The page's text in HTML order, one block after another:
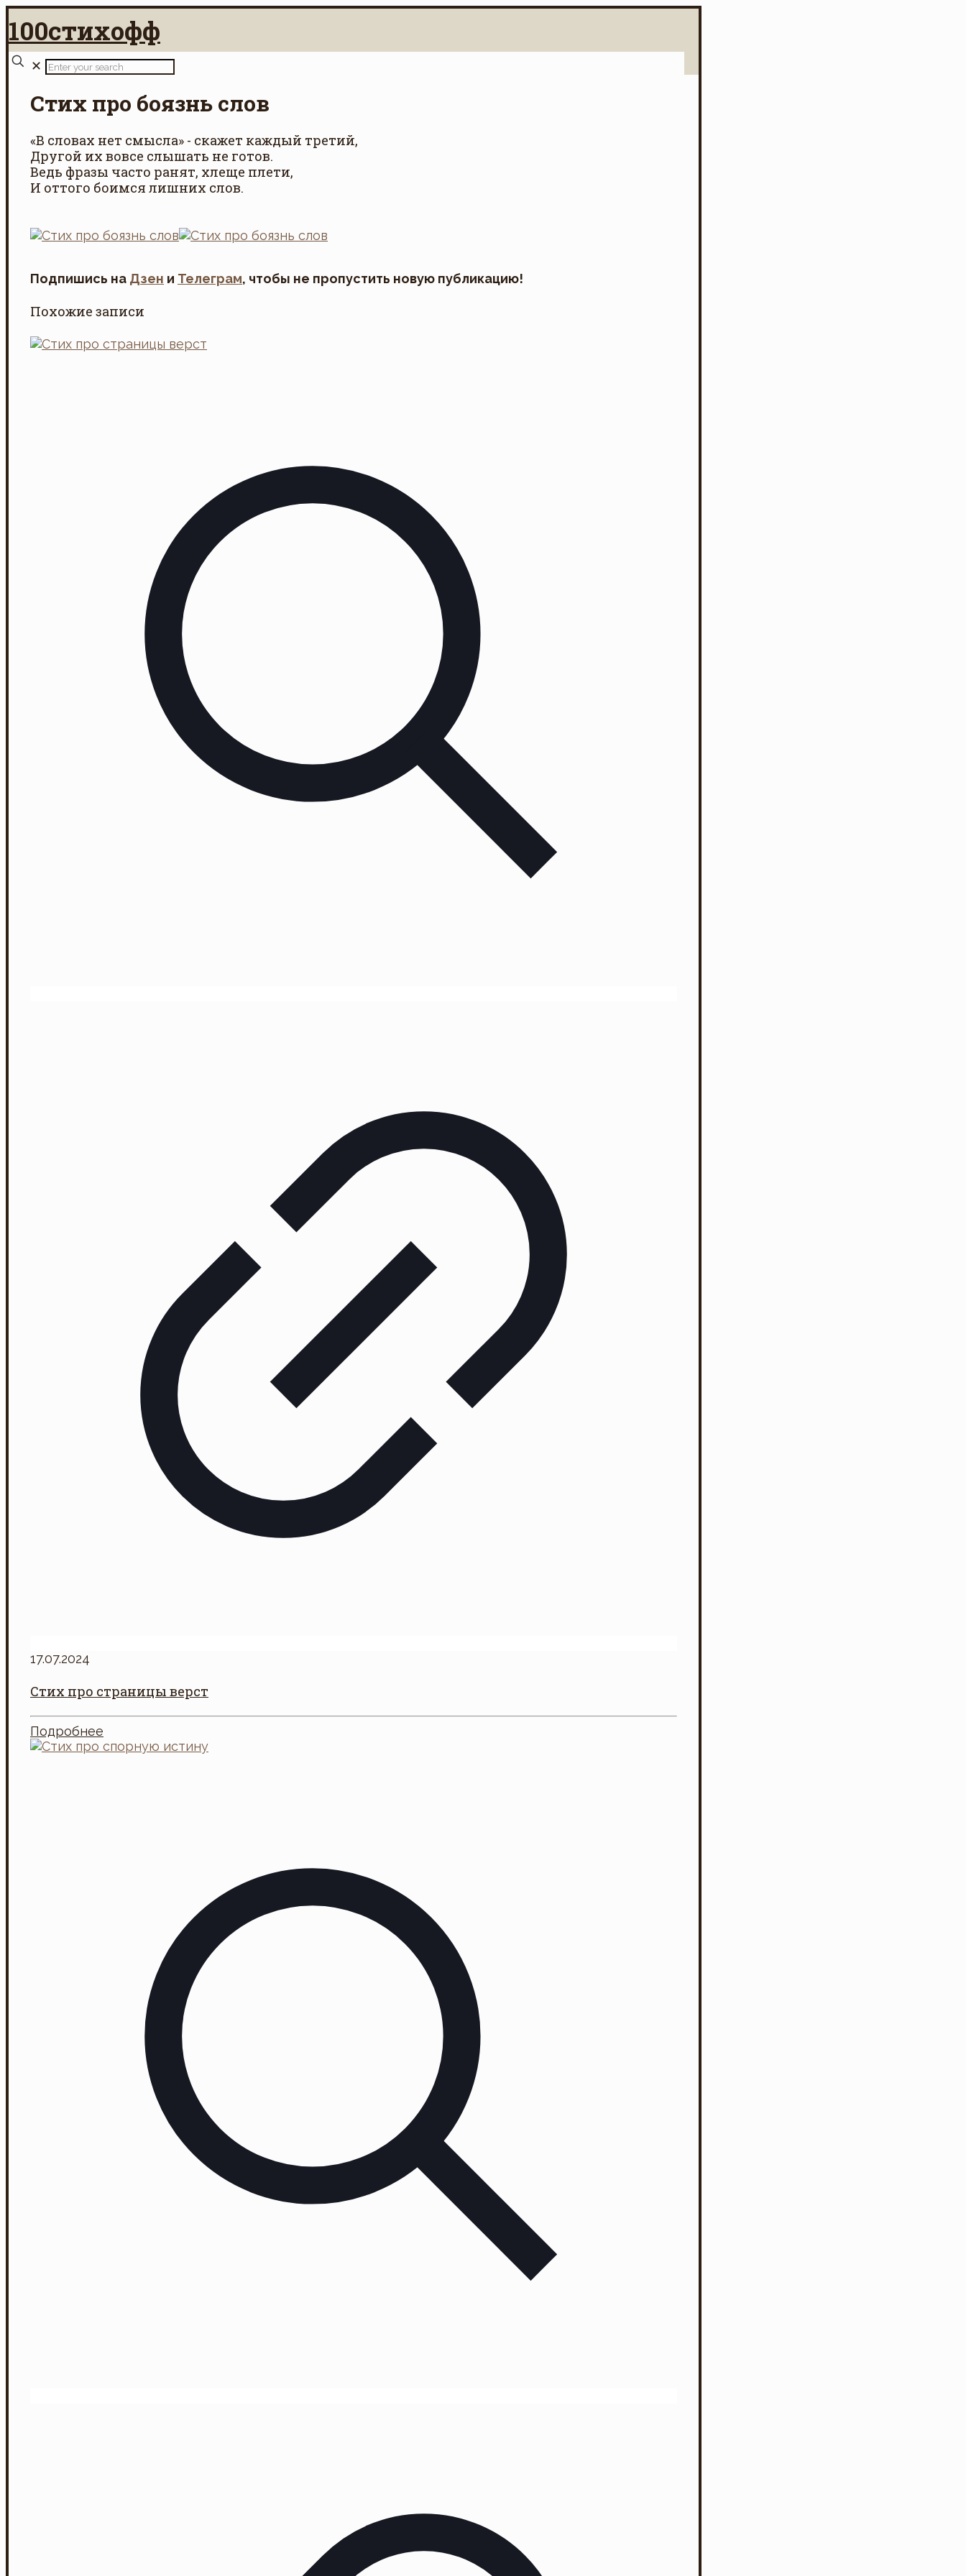
100стихофф
✕
Стих про боязнь слов
«В словах нет смысла» - скажет каждый третий,
Другой их вовсе слышать не готов.
Ведь фразы часто ранят, хлеще плети,
И оттого боимся лишних слов.
Подпишись на Дзен и Телеграм, чтобы не пропустить новую публикацию!
Похожие записи
17.07.2024
Стих про страницы верст
Подробнее